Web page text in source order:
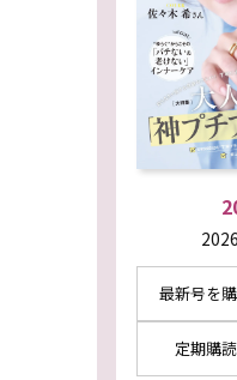
最新号を
定期購読